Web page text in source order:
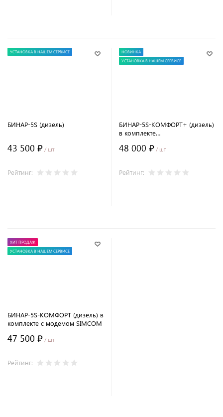
УСТАНОВКА В НАШЕМ СЕРВИСЕ
БИНАР-5S (дизель)
43 500 ₽ / шт
Рейтинг:
НОВИНКА
УСТАНОВКА В НАШЕМ СЕРВИСЕ
БИНАР-5S-КОМФОРТ+ (дизель)
в комплекте
48 000 ₽ / шт
Рейтинг:
ХИТ ПРОДАЖ
УСТАНОВКА В НАШЕМ СЕРВИСЕ
БИНАР-5S-КОМФОРТ (дизель) в
комплекте с модемом SIMCOM
47 500 ₽ / шт
Рейтинг: